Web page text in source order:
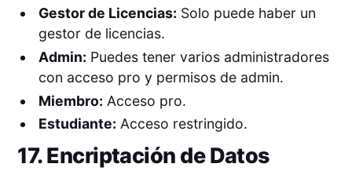
Gestor de Licencias: Solo puede haber un
gestor de licencias.
Admin: Puedes tener varios administradores
con acceso pro y permisos de admin.
Miembro: Acceso pro.
Estudiante: Acceso restringido.
17. Encriptación de Datos